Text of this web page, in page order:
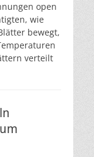
open
wie
bewegt,
verteilt